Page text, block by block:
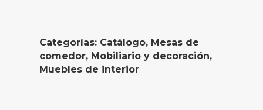
Categorías: Catálogo, Mesas de
comedor, Mobiliario y decoración,
Muebles de interior